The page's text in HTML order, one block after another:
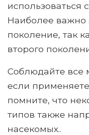
использоваться
Наиболее важно
поколение, так
второго
Соблюдайте все
если
помните, что
типов также
насекомых..